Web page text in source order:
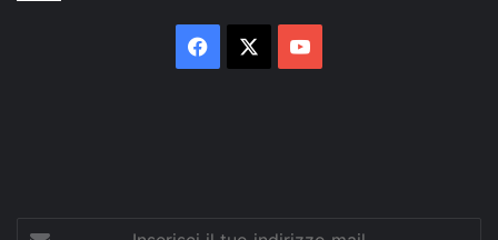
Facebook
Inserisci